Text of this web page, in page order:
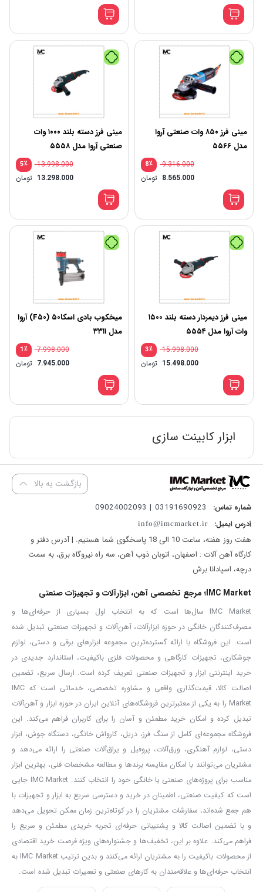
مینی فرز ۸۵۰ وات صنعتی آروا
مدل ۵۵۶۶
٪8
9.316.000
8.565.000 تومان
مینی فرز دسته بلند ۱۰۰۰ وات
صنعتی آروا مدل ۵۵۵۸
٪5
13.998.000
13.298.000 تومان
مینی فرز دیمردار دسته بلند ۱۵۰۰
وات آروا مدل ۵۵۵۴
٪3
15.998.000
15.498.000 تومان
میخکوب بادی اسکا۵۰ (F۵۰) آروا
مدل ۳۳۱۱
٪1
7.998.000
7.945.000 تومان
ابزار کابینت سازی
بازگشت به بالا
شماره تماس: 03191690923 | 09024002093
آدرس ایمیل: info@imcmarket.ir
هفت روز هفته، ساعت 10 الی 18 پاسخگوی شما هستیم. | آدرس دفتر و
کارگاه آهن آلات : اصفهان، اتوبان ذوب آهن، سه راه نیروگاه برق، به سمت
درچه، اسپادانا برش
IMC Market؛ مرجع تخصصی آهن، ابزارآلات و تجهیزات صنعتی
IMC Market سال‌ها است که به انتخاب اول بسیاری از حرفه‌ای‌ها و
مصرف‌کنندگان خانگی در حوزه ابزارآلات، آهن‌آلات و تجهیزات صنعتی تبدیل شده
است. این فروشگاه با ارائه گسترده‌ترین مجموعه ابزارهای برقی و دستی، لوازم
جوشکاری، تجهیزات کارگاهی و محصولات فلزی باکیفیت، استاندارد جدیدی در
خرید اینترنتی ابزار و تجهیزات صنعتی تعریف کرده است. ارسال سریع، تضمین
اصالت کالا، قیمت‌گذاری واقعی و مشاوره تخصصی، خدماتی است که IMC
Market را به یکی از معتبرترین فروشگاه‌های آنلاین ایران در حوزه ابزار و آهن‌آلات
تبدیل کرده و امکان خرید مطمئن و آسان را برای کاربران فراهم می‌کند. این
فروشگاه مجموعه‌ای کامل از سنگ فرز، دریل، کارواش خانگی، دستگاه جوش، ابزار
دستی، لوازم آهنگری، ورق‌آلات، پروفیل و یراق‌آلات صنعتی را ارائه می‌دهد و
مشتریان می‌توانند با امکان مقایسه برندها و مطالعه مشخصات فنی، بهترین ابزار
مناسب برای پروژه‌های صنعتی یا خانگی خود را انتخاب کنند. IMC Market جایی
است که کیفیت صنعتی، اطمینان در خرید و دسترسی سریع به ابزار و تجهیزات با
هم جمع شده‌اند، سفارشات مشتریان را در کوتاه‌ترین زمان ممکن تحویل می‌دهد
و با تضمین اصالت کالا و پشتیبانی حرفه‌ای تجربه خریدی مطمئن و سریع را
فراهم می‌کند. علاوه بر این، تخفیف‌ها و جشنواره‌های ویژه فرصت خرید اقتصادی
از محصولات باکیفیت را به مشتریان ارائه می‌کنند و بدین ترتیب IMC Market به
انتخاب حرفه‌ای‌ها و علاقه‌مندان به کارهای صنعتی و تعمیرات تبدیل شده است.